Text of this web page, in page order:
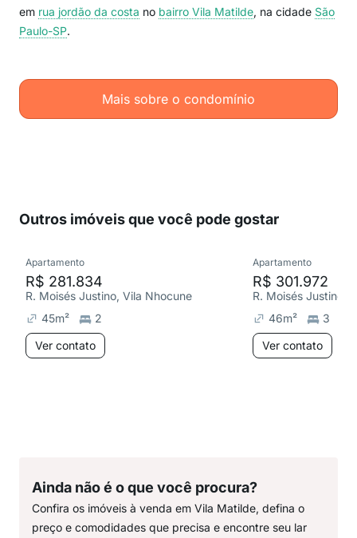
em rua jordão da costa no bairro Vila Matilde, na cidade São
Paulo-SP.
Mais sobre o condomínio
Outros imóveis que você pode gostar
Apartamento
R$ 281.834
R. Moisés Justino, Vila Nhocune
45m²
2
Ver contato
Apartamento
R$ 301.972
R. Moisés Justino,
46m²
3
Ver contato
Ainda não é o que você procura?
Confira os imóveis à venda em Vila Matilde, defina o
preço e comodidades que precisa e encontre seu lar